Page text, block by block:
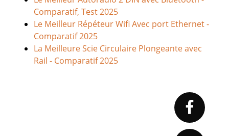
Comparatif, Test 2025
Le Meilleur Répéteur Wifi Avec port Ethernet -
Comparatif 2025
La Meilleure Scie Circulaire Plongeante avec
Rail - Comparatif 2025
Primary
Sidebar